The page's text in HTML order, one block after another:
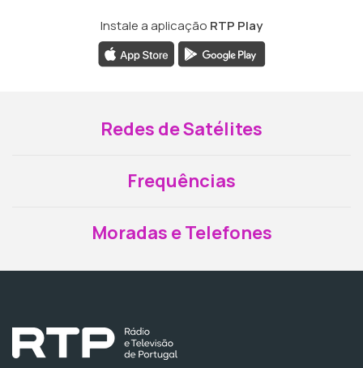
Instale a aplicação RTP Play
Redes de Satélites
Frequências
Moradas e Telefones